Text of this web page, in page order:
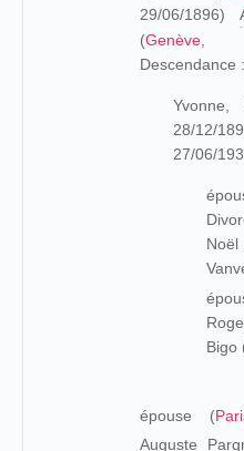
29/06/1896)
(Genève ,
Descendance :
Yvonne,
28/12/
27/06/
Noël
Bigo
épouse (
Auguste